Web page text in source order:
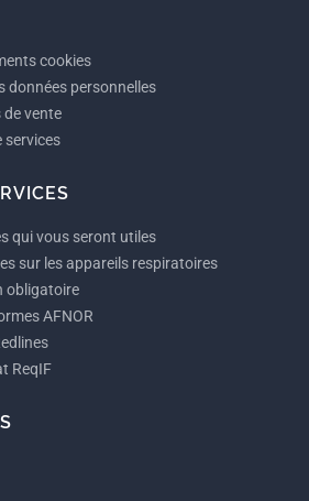
cookies
données personnelles
de vente
services
qui vous seront utiles
sur les appareils respiratoires
obligatoire
AFNOR
ReqIF